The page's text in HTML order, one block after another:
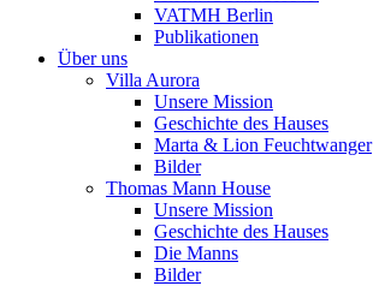
VATMH Berlin
Publikationen
Über uns
Villa Aurora
Unsere Mission
Geschichte des Hauses
Marta & Lion Feuchtwanger
Bilder
Thomas Mann House
Unsere Mission
Geschichte des Hauses
Die Manns
Bilder